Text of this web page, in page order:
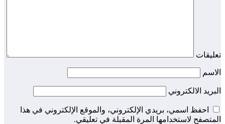
تعليقات
الاسم
البريد الالكتروني
احفظ اسمي، بريدي الإلكتروني، والموقع الإلكتروني في هذا
المتصفح لاستخدامها المرة المقبلة في تعليقي.